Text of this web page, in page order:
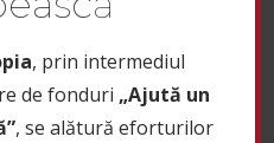
DE
, prin intermediul
de fonduri „Ajută un
, se alătură eforturilor